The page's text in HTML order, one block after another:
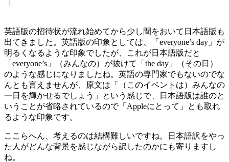
英語版の招待状が流れ始めてから少し間をおいて日本語版も
出てきました。英語版の印象としては、「everyone’s day」が
明るくなるような印象でしたが、これが日本語版だと
「everyone’s」（みんなの）が抜けて「the day」（その日）
のような感じになりましたね。英語の専門家でもないのでな
んとも言えませんが、原文は「（このイベントは）みんなの
一日を輝かせるでしょう」という感じで、日本語版は誰のと
いうことが省略されているので「Appleにとって」とも取れ
るような印象です。
ここらへん、考えるのは結構難しいですね。日本語訳をやっ
た人がどんな背景を感じながら訳したのかにも寄りますし
ね。